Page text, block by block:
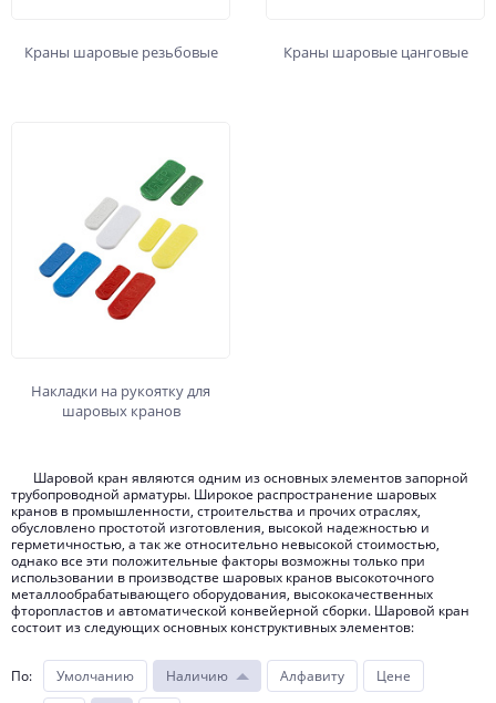
Краны шаровые резьбовые Краны шаровые цанговые
Накладки на рукоятку для
шаровых кранов
Шаровой кран являются одним из основных элементов запорной
трубопроводной арматуры. Широкое распространение шаровых
кранов в промышленности, строительства и прочих отраслях,
обусловлено простотой изготовления, высокой надежностью и
герметичностью, а так же относительно невысокой стоимостью,
однако все эти положительные факторы возможны только при
использовании в производстве шаровых кранов высокоточного
металлообрабатывающего оборудования, высококачественных
фторопластов и автоматической конвейерной сборки. Шаровой кран
состоит из следующих основных конструктивных элементов:
корпус крана, состоящий из двух частей, соединенных между собой
резьбой. Обычно изготавливается из латуни, в химической и
пищевой промышленности используется нержавеющая сталь.
По: Умолчанию Наличию Алфавиту
Цене